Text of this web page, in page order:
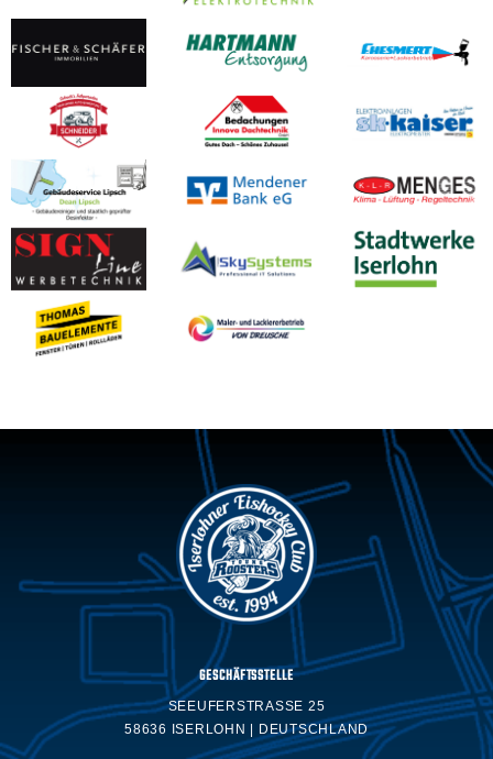
GESCHÄFTSSTELLE
SEEUFERSTRASSE 25
58636 ISERLOHN | DEUTSCHLAND